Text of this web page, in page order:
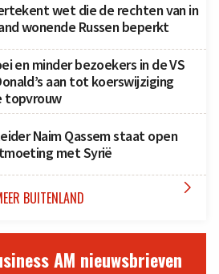
wet die de rechten van in
wonende Russen beperkt
en minder bezoekers in de VS
aan tot koerswijziging
topvrouw
Naim Qassem staat open
met Syrië
BUITENLAND 
AM nieuwsbrieven